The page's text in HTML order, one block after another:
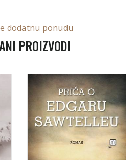
dodatnu ponudu
PROIZVODI